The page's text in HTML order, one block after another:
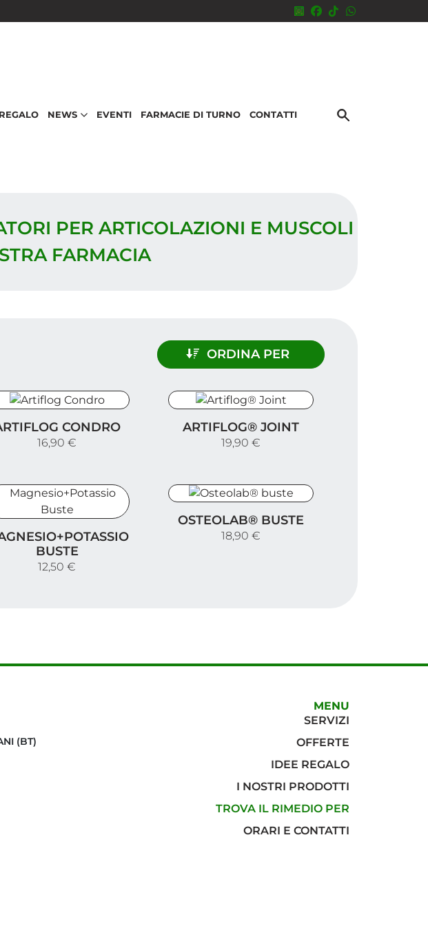
NEWS EVENTI FARMACIE DI TURNO CONTATTI
PER ARTICOLAZIONI E MUSCOLI
FARMACIA
ORDINA PER
CONDRO
16,90 €
ARTIFLOG® JOINT
19,90 €
BUSTE
12,50 €
OSTEOLAB® BUSTE
18,90 €
(BT)
MENU
SERVIZI
OFFERTE
IDEE REGALO
I NOSTRI PRODOTTI
TROVA IL RIMEDIO PER
ORARI E CONTATTI